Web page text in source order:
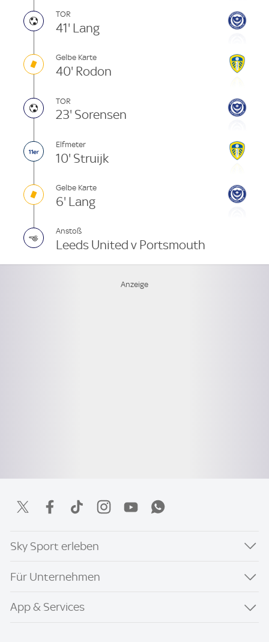
TOR
41' Lang
Gelbe Karte
40' Rodon
TOR
23' Sorensen
Elfmeter
10' Struijk
Gelbe Karte
6' Lang
Anstoß
Leeds United v Portsmouth
Sky Sport erleben
Für Unternehmen
App & Services